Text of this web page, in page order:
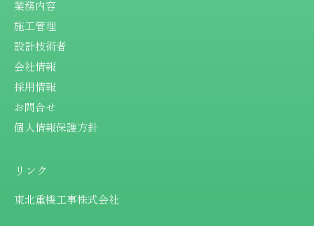
業務内容
施工管理
設計技術者
会社情報
採用情報
お問合せ
個人情報保護方針
リンク
東北重機工事株式会社